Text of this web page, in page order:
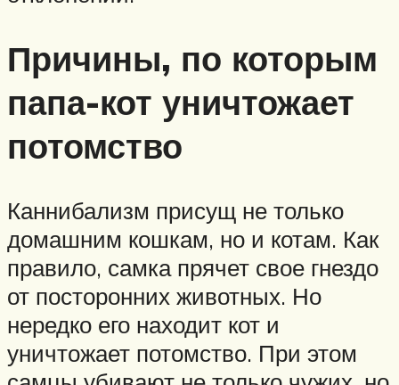
Причины, по которым
папа-кот уничтожает
потомство
Каннибализм присущ не только
домашним кошкам, но и котам. Как
правило, самка прячет свое гнездо
от посторонних животных. Но
нередко его находит кот и
уничтожает потомство. При этом